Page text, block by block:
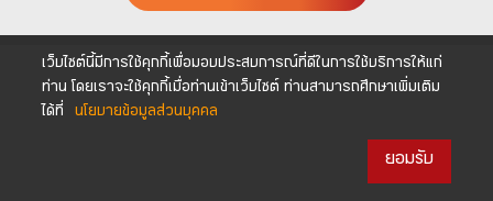
เว็บไซต์นี้มีการใช้คุกกี้เพื่อมอบประสบการณ์ที่ดีในการใช้บริการให้แก่
ท่าน โดยเราจะใช้คุกกี้เมื่อท่านเข้าเว็บไซต์ ท่านสามารถศึกษาเพิ่มเติม
ได้ที่
นโยบายข้อมูลส่วนบุคคล
ยอมรับ